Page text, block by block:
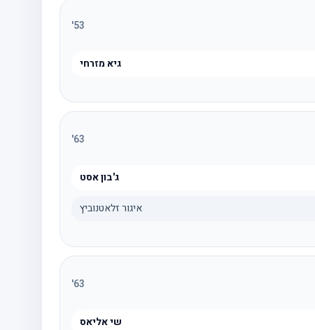
53
'
גיא מזרחי
63
'
ג'בון אסט
איגור זלאטנוביץ
63
'
שי אליאס